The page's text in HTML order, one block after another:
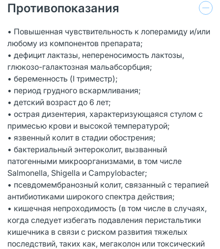
Противопоказания
• Повышенная чувствительность к лоперамиду и/или
любому из компонентов препарата;
• дефицит лактазы, непереносимость лактозы,
глюкозо-галактозная мальабсорбция;
• беременность (I триместр);
• период грудного вскармливания;
• детский возраст до 6 лет;
• острая дизентерия, характеризующаяся стулом с
примесью крови и высокой температурой;
• язвенный колит в стадии обострения;
• бактериальный энтероколит, вызванный
патогенными микроорганизмами, в том числе
Salmonella, Shigella и Campylobacter;
• псевдомембранозный колит, связанный с терапией
антибиотиками широкого спектра действия;
• кишечная непроходимость (в том числе в случаях,
когда следует избегать подавления перистальтики
кишечника в связи с риском развития тяжелых
последствий, таких как, мегаколон или токсический